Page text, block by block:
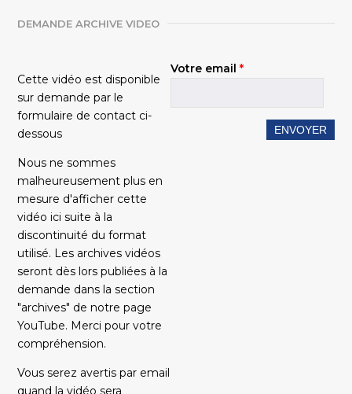
DEMANDE ARCHIVE VIDEO
Cette vidéo est disponible
sur demande par le
formulaire de contact ci-
dessous
Nous ne sommes
malheureusement plus en
mesure d'afficher cette
vidéo ici suite à la
discontinuité du format
utilisé. Les archives vidéos
seront dès lors publiées à la
demande dans la section
"archives" de notre page
YouTube. Merci pour votre
compréhension.
Vous serez avertis par email
quand la vidéo sera
Votre email *